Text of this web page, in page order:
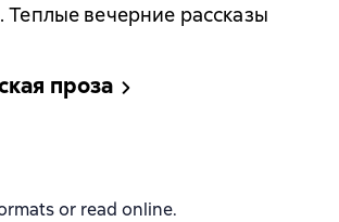
вечерние рассказы
проза
or read online.